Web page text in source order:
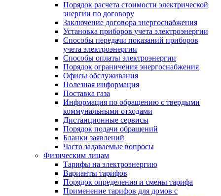
Порядок расчета стоимости электрической
энергии по договору
Заключение договора энергоснабжения
Установка приборов учета электроэнергии
Способы передачи показаний приборов
учета электроэнергии
Способы оплаты электроэнергии
Порядок ограничения энергоснабжения
Офисы обслуживания
Полезная информация
Поставка газа
Информация по обращению с твердыми
коммунальными отходами
Дистанционные сервисы
Порядок подачи обращений
Бланки заявлений
Часто задаваемые вопросы
Физическим лицам
Тарифы на электроэнергию
Варианты тарифов
Порядок определения и смены тарифа
Применение тарифов для домов с